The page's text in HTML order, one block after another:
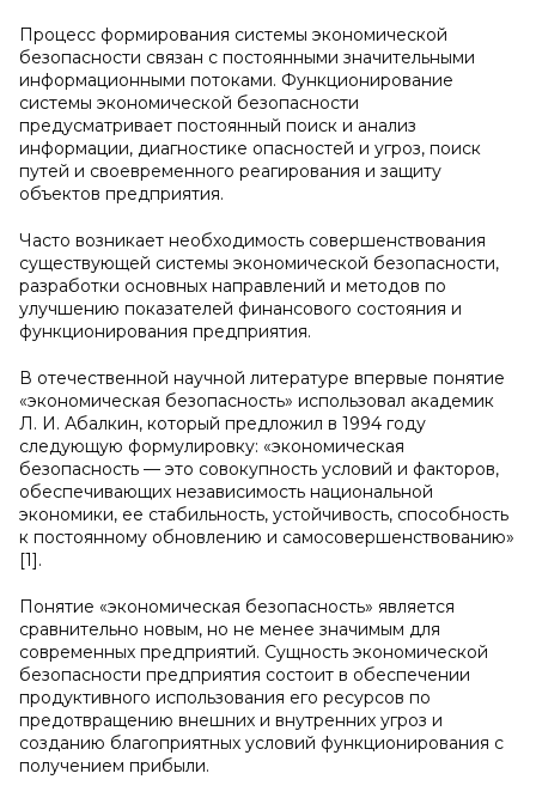
Процесс формирования системы экономической
безопасности связан с постоянными значительными
информационными потоками. Функционирование
системы экономической безопасности
предусматривает постоянный поиск и анализ
информации, диагностике опасностей и угроз, поиск
путей и своевременного реагирования и защиту
объектов предприятия.
Часто возникает необходимость совершенствования
существующей системы экономической безопасности,
разработки основных направлений и методов по
улучшению показателей финансового состояния и
функционирования предприятия.
В отечественной научной литературе впервые понятие
«экономическая безопасность» использовал академик
Л. И. Абалкин, который предложил в 1994 году
следующую формулировку: «экономическая
безопасность — это совокупность условий и факторов,
обеспечивающих независимость национальной
экономики, ее стабильность, устойчивость, способность
к постоянному обновлению и самосовершенствованию»
[1].
Понятие «экономическая безопасность» является
сравнительно новым, но не менее значимым для
современных предприятий. Сущность экономической
безопасности предприятия состоит в обеспечении
продуктивного использования его ресурсов по
предотвращению внешних и внутренних угроз и
созданию благоприятных условий функционирования с
получением прибыли.